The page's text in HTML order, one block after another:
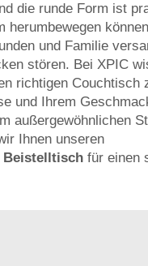
die runde Form ist
herumbewegen
und Familie
stören. Bei XPIC
richtigen Couchtisch
und Ihrem
außergewöhnlichen
Ihnen unseren
Beistelltisch für einen